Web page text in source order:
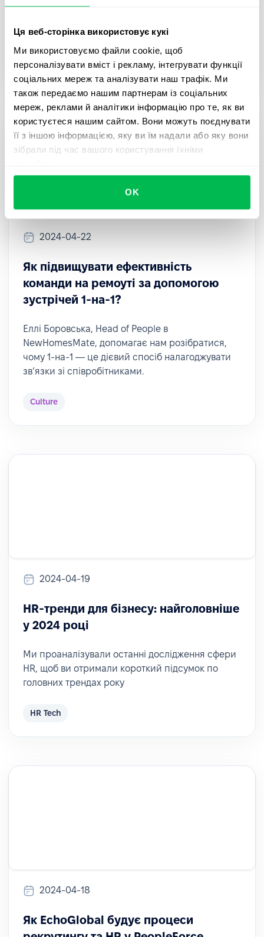
Ця веб-сторінка використовує кукі
Ми використовуємо файли cookie, щоб
персоналізувати вміст і рекламу, інтегрувати функції
соціальних мереж та аналізувати наш трафік. Ми
також передаємо нашим партнерам із соціальних
мереж, реклами й аналітики інформацію про те, як ви
користуєтеся нашим сайтом. Вони можуть поєднувати
її з іншою інформацією, яку ви їм надали або яку вони
зібрали під час вашого користування їхніми
OK
можливості для HR.
Comparisons
2024-04-22
Як підвищувати ефективність
команди на ремоуті за допомогою
зустрічей 1-на-1?
Еллі Боровська, Head of People в
NewHomesMate, допомагає нам розібратися,
чому 1-на-1 — це дієвий спосіб налагоджувати
звʼязки зі співробітниками.
Culture
2024-04-19
HR-тренди для бізнесу: найголовніше
у 2024 році
Ми проаналізували останні дослідження сфери
HR, щоб ви отримали короткий підсумок по
головних трендах року
HR Tech
2024-04-18
Як EchoGlobal будує процеси